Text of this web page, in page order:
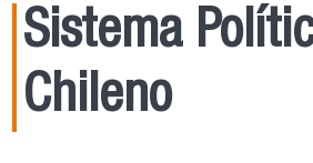
Sistema
Chileno